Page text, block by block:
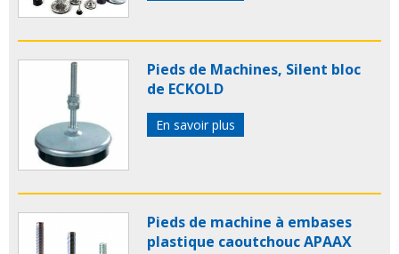
Pieds de Machines, Silent bloc
de ECKOLD
En savoir plus
Pieds de machine à embases
plastique caoutchouc APAAX